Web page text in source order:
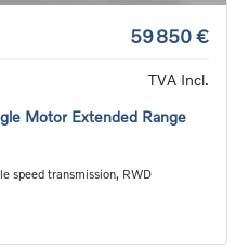
59 850 €
TVA Incl.
Motor Extended Range
speed transmission, RWD